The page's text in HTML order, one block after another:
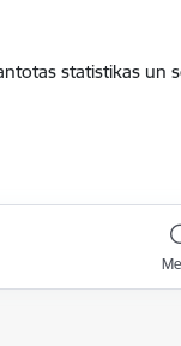
statistikas un